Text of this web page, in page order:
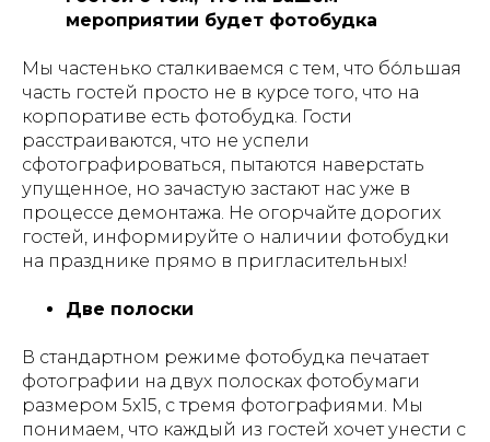
мероприятии будет фотобудка
Мы частенько сталкиваемся с тем, что бо́льшая
часть гостей просто не в курсе того, что на
корпоративе есть фотобудка. Гости
расстраиваются, что не успели
сфотографироваться, пытаются наверстать
упущенное, но зачастую застают нас уже в
процессе демонтажа. Не огорчайте дорогих
гостей, информируйте о наличии фотобудки
на празднике прямо в пригласительных!
Две полоски
В стандартном режиме фотобудка печатает
фотографии на двух полосках фотобумаги
размером 5х15, с тремя фотографиями. Мы
понимаем, что каждый из гостей хочет унести с